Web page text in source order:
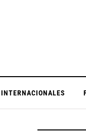
INTERNACIONALES